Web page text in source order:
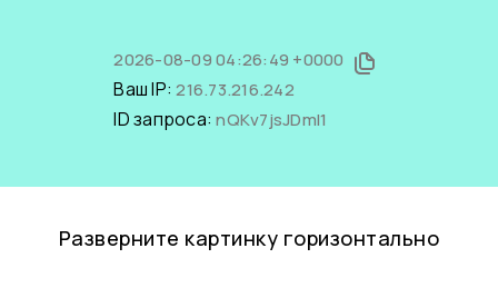
2026-08-09 04:26:49 +0000
Ваш IP:216.73.216.242
ID запроса:nQKv7jsJDmI1
Разверните картинку горизонтально